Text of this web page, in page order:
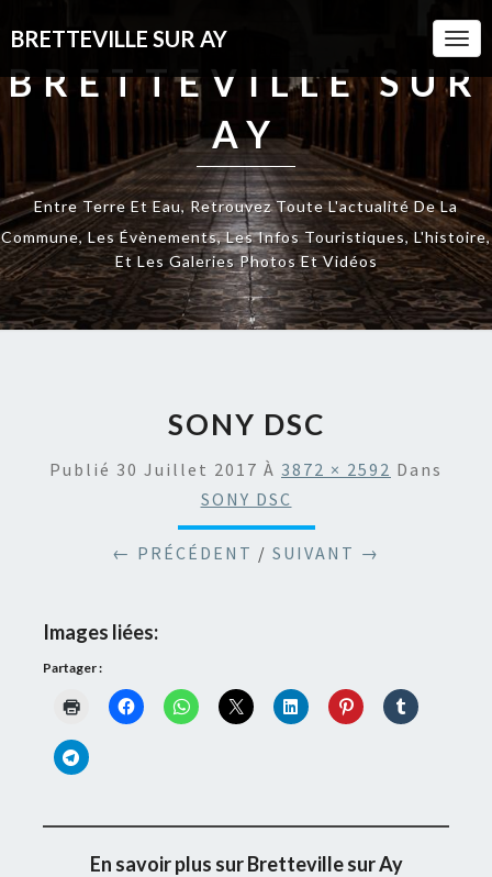
BRETTEVILLE SUR AY
BRETTEVILLE SUR
AY
Entre Terre Et Eau, Retrouvez Toute L'actualité De La
Commune, Les Évènements, Les Infos Touristiques, L'histoire,
Et Les Galeries Photos Et Vidéos
SONY DSC
Publié 30 Juillet 2017 À 3872 × 2592 Dans
SONY DSC
← PRÉCÉDENT / SUIVANT →
Images liées:
Partager :
En savoir plus sur Bretteville sur Ay